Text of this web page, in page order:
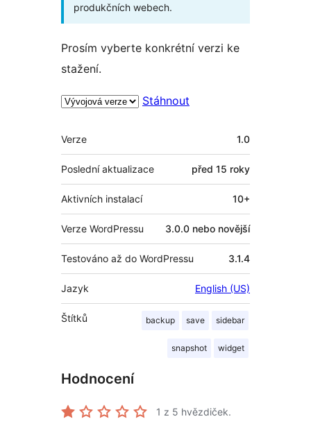
produkčních webech.
Prosím vyberte konkrétní verzi ke
stažení.
Stáhnout
Meta
Verze 1.0
Poslední aktualizace před 15 roky
Aktivních instalací 10+
Verze WordPressu 3.0.0 nebo novější
Testováno až do WordPressu 3.1.4
Jazyk English (US)
Štítků backup save sidebar
snapshot widget
Hodnocení
1 z 5 hvězdiček.